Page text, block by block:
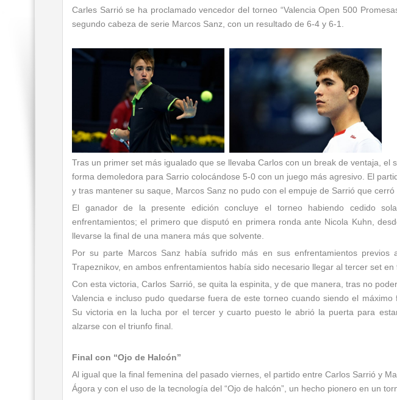
Carles Sarrió se ha proclamado vencedor del torneo “Valencia Open 500
segundo cabeza de serie Marcos Sanz, con un resultado de 6-4 y 6-1.
Tras un primer set más igualado que se llevaba Carlos con un break de ventaja, el
forma demoledora para Sarrio colocándose 5-0 con un juego más agresivo. El
y tras mantener su saque, Marcos Sanz no pudo con el empuje de Sarrió que cerró
El ganador de la presente edición concluye el torneo habiendo cedido
enfrentamientos; el primero que disputó en primera ronda ante Nicola Kuhn,
llevarse la final de una manera más que solvente.
Por su parte Marcos Sanz había sufrido más en sus enfrentamientos previos
Trapeznikov, en ambos enfrentamientos había sido necesario llegar al tercer set en
Con esta victoria, Carlos Sarrió, se quita la espinita, y de que manera, tras no
Valencia e incluso pudo quedarse fuera de este torneo cuando siendo el máximo
Su victoria en la lucha por el tercer y cuarto puesto le abrió la puerta para
alzarse con el triunfo final.
Final con “Ojo de Halcón”
Al igual que la final femenina del pasado viernes, el partido entre Carlos Sarrió y
Ágora y con el uso de la tecnología del “Ojo de halcón”, un hecho pionero en un